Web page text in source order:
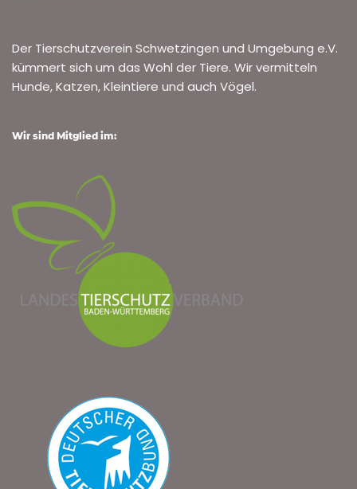
kastrierte Böckchen…Weiterlesen »
ARCHIV-DRINGENDE FÄLLE
Zu vermitteln: 7 kleine Schildkröten, geboren 2022; die
erforderlichen Cites-Papiere liegen vor. Gerne liefern wir
Beispiele und Anleitungen für Gehegebau und